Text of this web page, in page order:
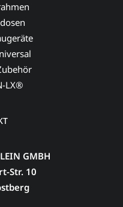
LX®
GMBH
Str. 10